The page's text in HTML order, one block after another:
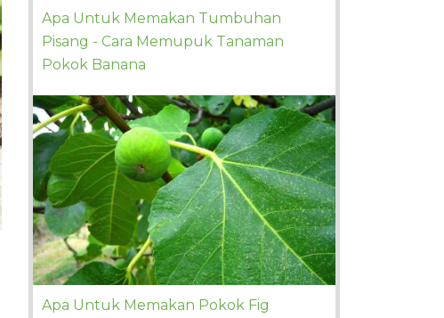
Apa Untuk Memakan Tumbuhan
Pisang - Cara Memupuk Tanaman
Pokok Banana
Apa Untuk Memakan Pokok Fig